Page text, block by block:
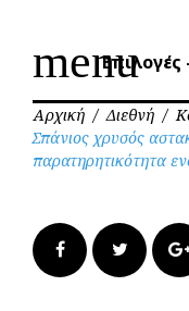
menuΕπιλογές
Αρχική / Διεθνή /
Σπάνιος χρυσός
παρατηρητικότητα
FacebookTwitter